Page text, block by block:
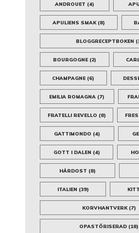
ANDROUET (4)
APULIENS SMAK(8)
BLOGGRECEPTBOKEN
BOURGOGNE(2)
CHAMPAGNE (6)
EMILIA ROMAGNA (7)
FRATELLI REVELLO (8)
GATTIMONDO (4)
GOTT I DALEN (4)
HÅRDOST (8)
ITALIEN (39)
KORVHANTVERK(7)
OPASTÖRISERAD (18)